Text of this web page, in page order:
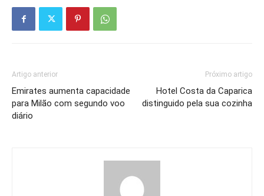
Artigo anterior
Emirates aumenta capacidade
para Milão com segundo voo
diário
Próximo artigo
Hotel Costa da Caparica
distinguido pela sua cozinha